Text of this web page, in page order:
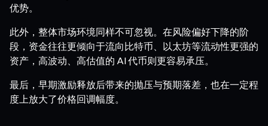
优势。
此外，整体市场环境同样不可忽视。在风险偏好下降的阶
段，资金往往更倾向于流向比特币、以太坊等流动性更强的
资产，高波动、高估值的 AI 代币则更容易承压。
最后，早期激励释放后带来的抛压与预期落差，也在一定程
度上放大了价格回调幅度。